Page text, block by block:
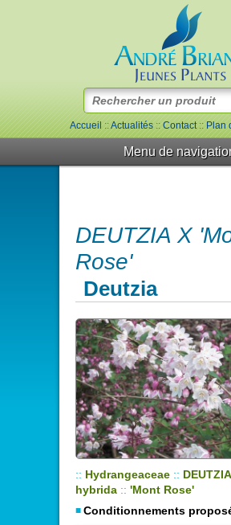
Accueil::Actualités::Contact::Plan
Menu de
DEUTZIA X
Rose'
Deutzia
:: Hydrangeaceae :: DEUTZIA
hybrida :: 'Mont Rose'
Conditionnements